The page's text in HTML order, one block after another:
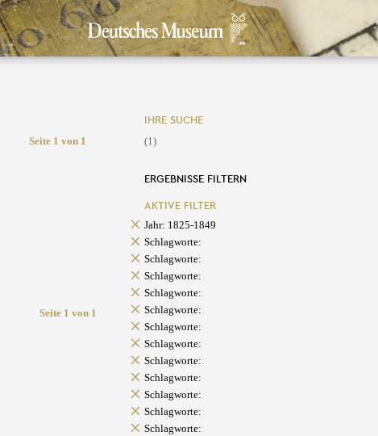
Seite 1 von 1
Seite 1 von 1
IHRE SUCHE
(1)
ERGEBNISSE FILTERN
AKTIVE FILTER
Jahr: 1825-1849
Schlagworte:
Schlagworte:
Schlagworte:
Schlagworte:
Schlagworte:
Schlagworte:
Schlagworte:
Schlagworte:
Schlagworte:
Schlagworte:
Schlagworte:
Schlagworte: